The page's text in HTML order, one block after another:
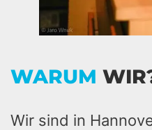
WARUM
Wir sind in